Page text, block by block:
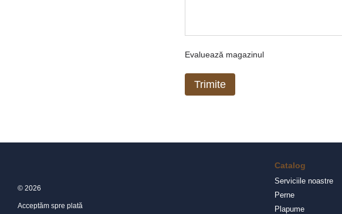
Evaluează magazinul
Trimite
© 2026
Acceptăm spre plată
Catalog
Serviciile noastre
Perne
Plapume